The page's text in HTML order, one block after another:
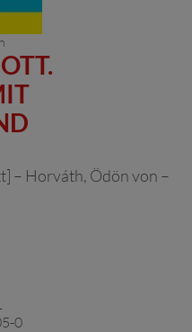
– Horváth, Ödön von –
0